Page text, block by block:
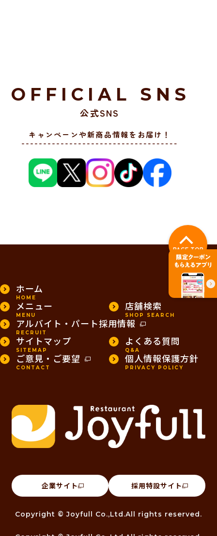
OFFICIAL SNS
公式SNS
キャンペーンや新商品情報をお届け！
PAGE TOP
ホーム
HOME
メニュー
MENU
店舗検索
SHOP SEARCH
アルバイト・パート採用情報
RECRUIT
サイトマップ
SITEMAP
よくある質問
Q&A
ご意見・ご要望
CONTACT
個人情報保護方針
PRIVACY POLICY
企業サイト 採用特設サイト
Copyright © Joyfull Co.,Ltd.All rights reserved.